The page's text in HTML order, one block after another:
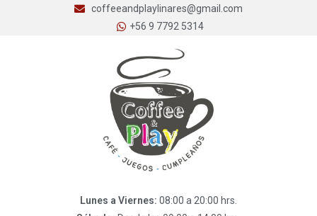
coffeeandplaylinares@gmail.com
+56 9 7792 5314
Lunes a Viernes: 08:00 a 20:00 hrs.